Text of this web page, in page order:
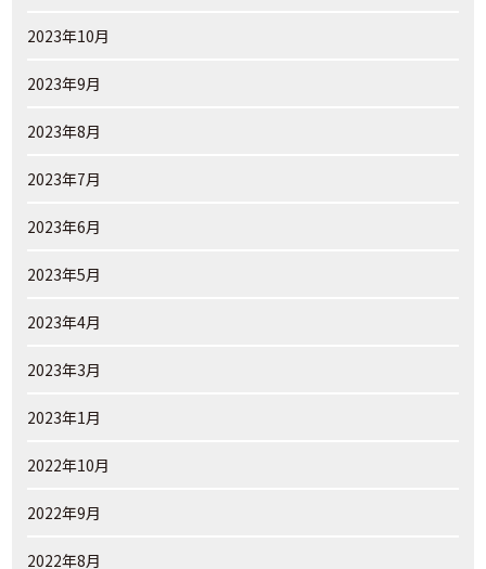
2023年10月
2023年9月
2023年8月
2023年7月
2023年6月
2023年5月
2023年4月
2023年3月
2023年1月
2022年10月
2022年9月
2022年8月